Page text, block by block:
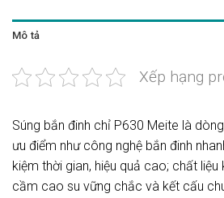
Mô tả
Xếp hạng
Súng bắn đinh chỉ P630 Meite là
ưu điểm như công nghệ bắn đinh
kiệm thời gian, hiệu quả cao; chất
cầm cao su vững chắc và kết cấu